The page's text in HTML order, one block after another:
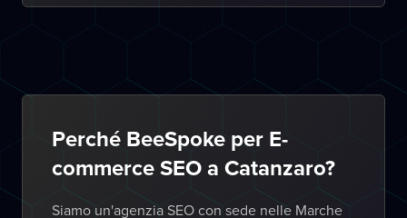
Perché BeeSpoke per E-
commerce SEO a Catanzaro?
Siamo un'agenzia SEO con sede nelle Marche